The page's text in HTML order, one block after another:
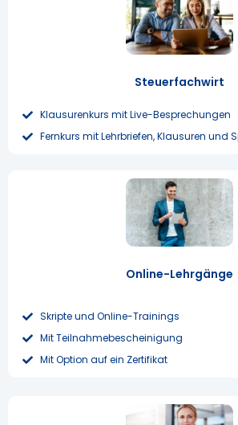
Steuerfachwirt
Klausurenkurs mit Live-Besprechungen
Fernkurs mit Lehrbriefen, Klausuren und
Online-Lehrgänge
Skripte und Online-Trainings
Mit Teilnahmebescheinigung
Mit Option auf ein Zertifikat